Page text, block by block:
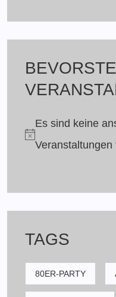
Es sind keine
Veranstaltungen
TAGS
80ER-PARTY